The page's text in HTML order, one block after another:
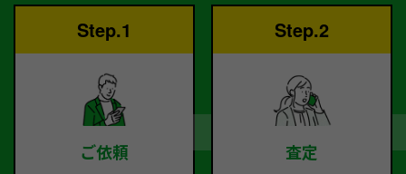
Step.1
ご依頼
Step.2
査定